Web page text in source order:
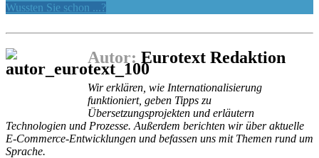
Wussten Sie schon ...?
Autor: Eurotext Redaktion
Wir erklären, wie Internationalisierung
funktioniert, geben Tipps zu
Übersetzungsprojekten und erläutern
Technologien und Prozesse. Außerdem berichten wir über aktuelle
E-Commerce-Entwicklungen und befassen uns mit Themen rund um
Sprache.